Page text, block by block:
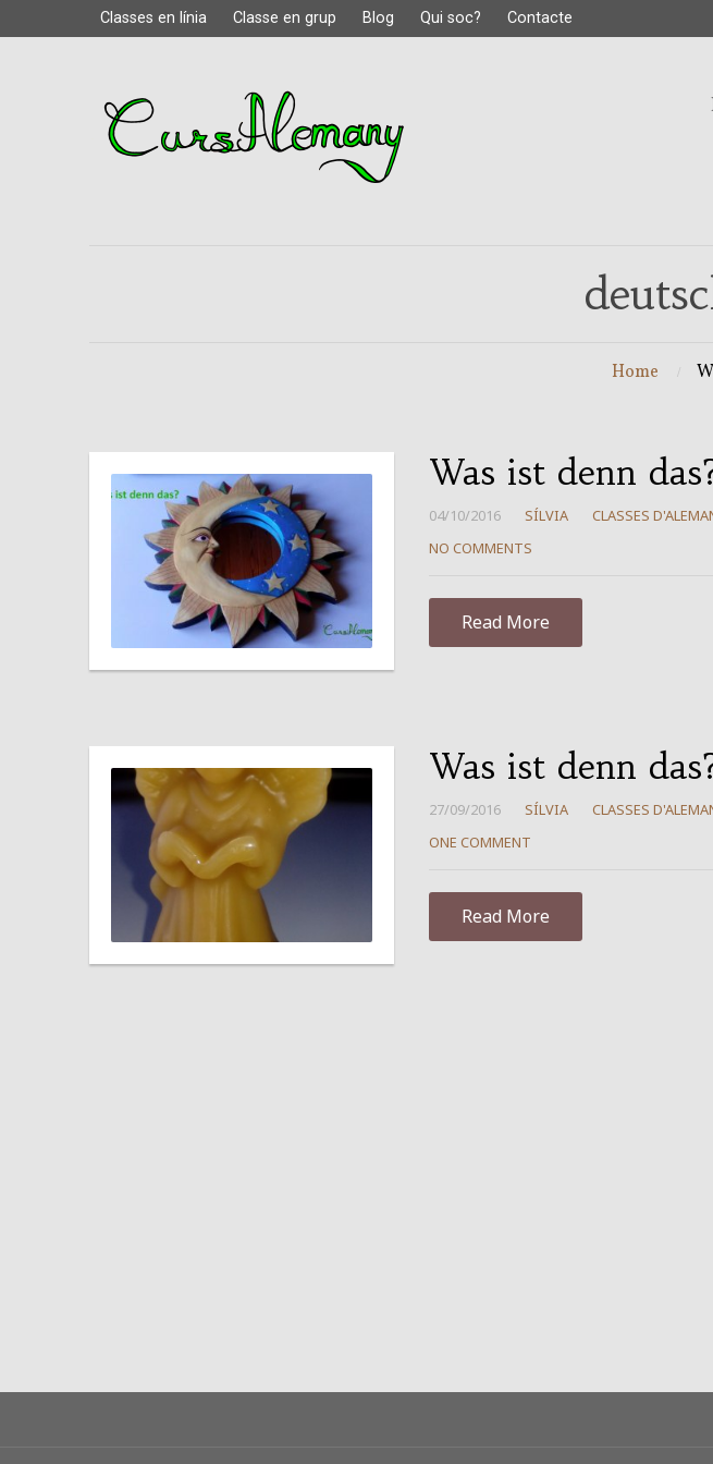
Classes en línia Classe en grup Blog Qui soc? Contacte
Home
Was ist denn
04/10/2016 SÍLVIA CLASSES
NO COMMENTS
Read More
Was ist denn
27/09/2016 SÍLVIA CLASSES
ONE COMMENT
Read More